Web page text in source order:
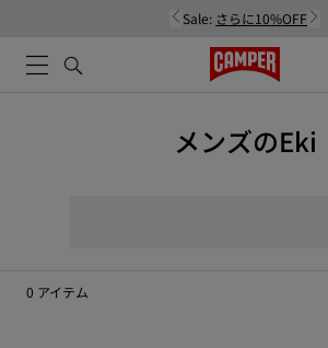
Sale: さらに10%OFF
メンズのEki
0 アイテム